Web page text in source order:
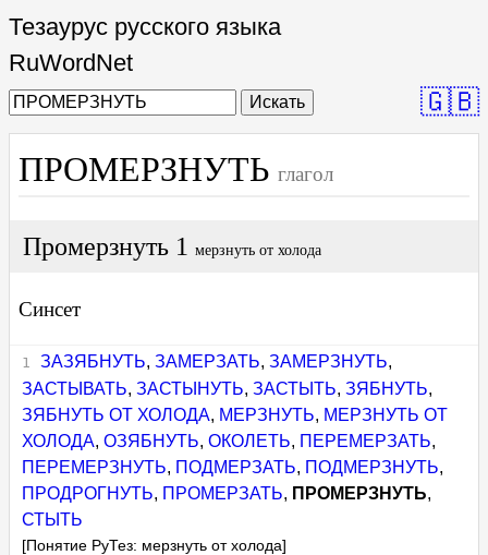
Тезаурус русского языка
RuWordNet
Искать 🇬🇧
ПРОМЕРЗНУТЬ глагол
Промерзнуть 1 мерзнуть от холода
Синсет
ЗАЗЯБНУТЬ, ЗАМЕРЗАТЬ, ЗАМЕРЗНУТЬ,
ЗАСТЫВАТЬ,ЗАСТЫНУТЬ,ЗАСТЫТЬ,ЗЯБНУТЬ,
ЗЯБНУТЬ ОТ ХОЛОДА, МЕРЗНУТЬ, МЕРЗНУТЬ ОТ
ХОЛОДА,ОЗЯБНУТЬ,ОКОЛЕТЬ, ПЕРЕМЕРЗАТЬ,
ПЕРЕМЕРЗНУТЬ, ПОДМЕРЗАТЬ, ПОДМЕРЗНУТЬ,
ПРОДРОГНУТЬ, ПРОМЕРЗАТЬ, ПРОМЕРЗНУТЬ,
СТЫТЬ
[Понятие РуТез: мерзнуть от холода]